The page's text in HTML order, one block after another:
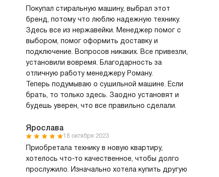
Покупал стиральную машину, выбрал этот
бренд, потому что люблю надежную технику.
Здесь все из нержавейки. Менеджер помог с
выбором, помог оформить доставку и
подключение. Вопросов никаких. Все привезли,
установили вовремя. Благодарность за
отличную работу менеджеру Роману.
Теперь подумываю о сушильной машине. Если
брать, то только здесь. Заодно установят и
будешь уверен, что все правильно сделали.
Ярослава
18 октября 2023
Приобретала технику в новую квартиру,
хотелось что-то качественное, чтобы долго
прослужило. Изначально хотела купить другую